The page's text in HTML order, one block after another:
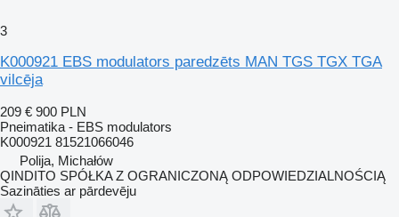
3
K000921 EBS modulators paredzēts MAN TGS TGX TGA
vilcēja
209 € 900 PLN
Pneimatika - EBS modulators
K000921 81521066046
Polija, Michałów
QINDITO SPÓŁKA Z OGRANICZONĄ ODPOWIEDZIALNOŚCIĄ
Sazināties ar pārdevēju